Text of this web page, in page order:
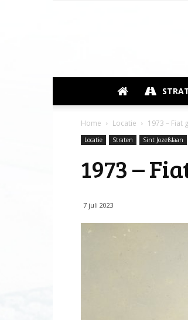
Home Locatie 1973 – Fiat
Locatie Straten Sint Jozefslaan
1973 –
7 juli 2023